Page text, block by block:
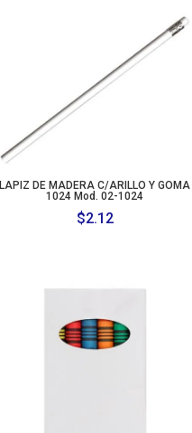
LAPIZ DE MADERA C/ARILLO Y GOMA
1024 Mod. 02-1024
$2.12